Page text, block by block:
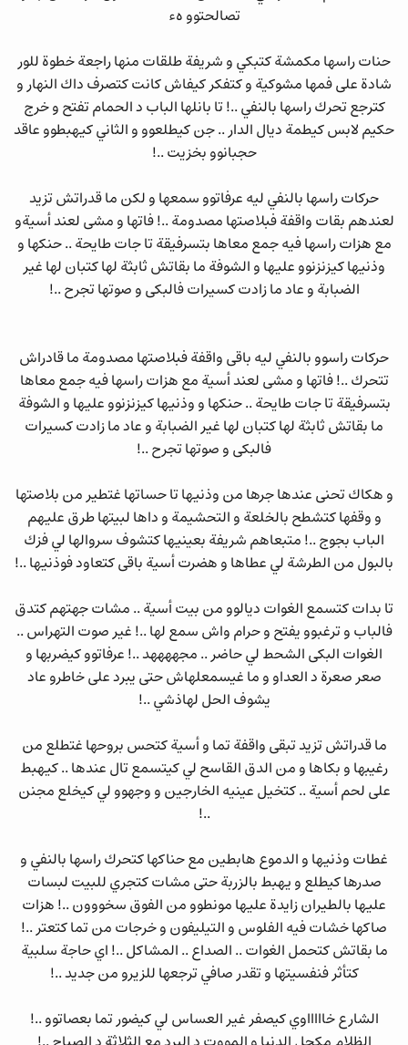
تصالحتوو هء
حنات راسها مكمشة كتبكي و شريفة طلقات منها راجعة خطوة للور
شادة على فمها مشوكية و كتفكر كيفاش كانت كتصرف داك النهار و
كترجع تحرك راسها بالنفي ..! تا بانلها الباب د الحمام تفتح و خرج
حكيم لابس كيطمة ديال الدار .. جن كيطلعوو و الثاني كيهبطوو عاقد
حجبانوو بخزيت ..!
حركات راسها بالنفي ليه عرفاتوو سمعها و لكن ما قدراتش تزيد
لعندهم بقات واقفة فبلاصتها مصدومة ..! فاتها و مشى لعند أسيةو
مع هزات راسها فيه جمع معاها بتسرفيقة تا جات طايحة .. حنكها و
وذنيها كيزنزنوو عليها و الشوفة ما بقاتش ثابثة لها كتبان لها غير
الضبابة و عاد ما زادت كسيرات فالبكى و صوتها تجرح ..!
حركات راسوو بالنفي ليه باقى واقفة فبلاصتها مصدومة ما قادراش
تتحرك ..! فاتها و مشى لعند أسية مع هزات راسها فيه جمع معاها
بتسرفيقة تا جات طايحة .. حنكها و وذنيها كيزنزنوو عليها و الشوفة
ما بقاتش ثابثة لها كتبان لها غير الضبابة و عاد ما زادت كسيرات
فالبكى و صوتها تجرح ..!
و هكاك تحنى عندها جرها من وذنيها تا حساتها غتطير من بلاصتها
و وقفها كتشطح بالخلعة و التحشيمة و داها لبيتها طرق عليهم
الباب بجوج ..! متبعاهم شريفة بعينيها كتشوف سروالها لي فزك
بالبول من الطرشة لي عطاها و هضرت أسية باقى كتعاود فوذنيها ..!
تا بدات كتسمع الغوات ديالوو من بيت أسية .. مشات جهتهم كتدق
فالباب و ترغبوو يفتح و حرام واش سمع لها ..! غير صوت التهراس ..
الغوات البكى الشحط لي حاضر .. مجههههد ..! عرفاتوو كيضربها و
صعر صعرة د العداو و ما غيسمعلهاش حتى يبرد على خاطرو عاد
يشوف الحل لهاذشي ..!
ما قدراتش تزيد تبقى واقفة تما و أسية كتحس بروحها غتطلع من
رغيبها و بكاها و من الدق القاسح لي كيتسمع تال عندها .. كيهبط
على لحم أسية .. كتخيل عينيه الخارجين و وجهوو لي كيخلع مجنن
..!
غطات وذنيها و الدموع هابطين مع حناكها كتحرك راسها بالنفي و
صدرها كيطلع و يهبط بالزربة حتى مشات كتجري للبيت لبسات
عليها بالطيران زايدة عليها مونطوو من الفوق سخووون ..! هزات
صاكها خشات فيه الفلوس و التيليفون و خرجات من تما كتعتر ..!
ما بقاتش كتحمل الغوات .. الصداع .. المشاكل ..! اي حاجة سلبية
كتأثر فنفسيتها و تقدر صافي ترجعها للزيرو من جديد ..!
الشارع خاااااوي كيصفر غير العساس لي كيضور تما بعصاتوو ..!